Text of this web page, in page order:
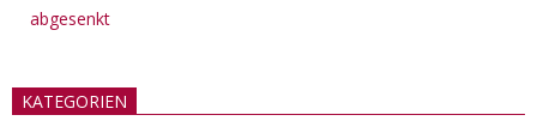
abgesenkt
KATEGORIEN